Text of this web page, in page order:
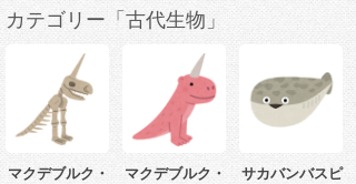
カテゴリー「古代生物」
マクデブルク・
マクデブルク・
サカバンバスピ